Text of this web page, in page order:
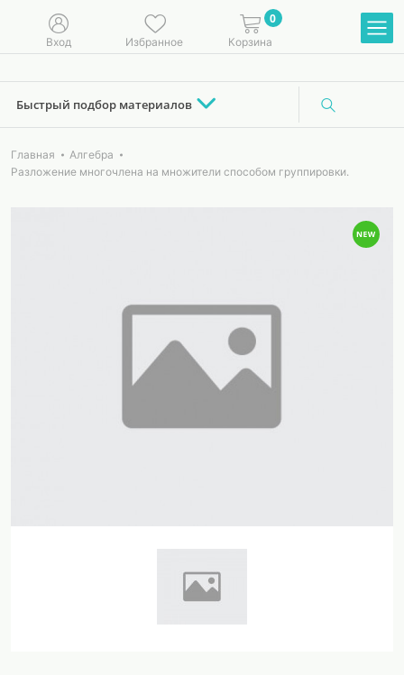
Вход Избранное
0
Корзина
Быстрый подбор материалов
Главная
Алгебра
Разложение многочлена на множители способом группировки.